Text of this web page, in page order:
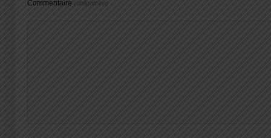
Commentaire (obligatoire)